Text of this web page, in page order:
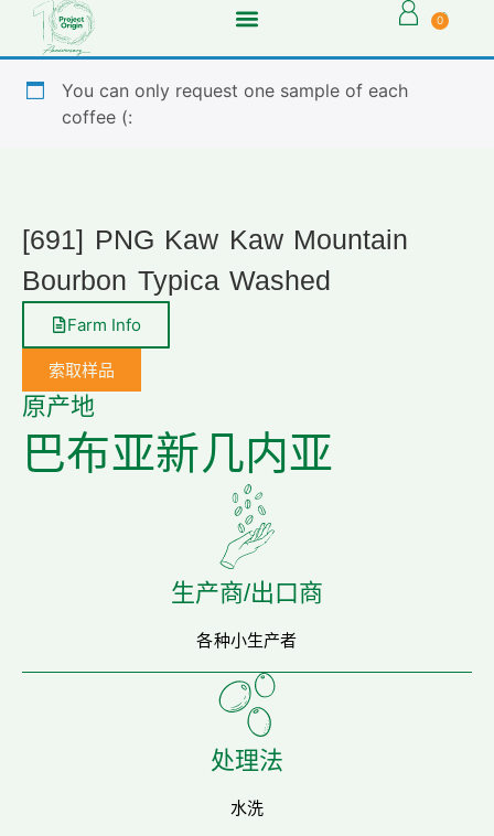
0
You can only request one sample of each
coffee (:
[691] PNG Kaw Kaw Mountain
Bourbon Typica Washed
Farm Info
索取样品
原产地
巴布亚新几内亚
生产商/出口商
各种小生产者
处理法
水洗